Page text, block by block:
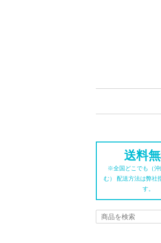
送料
※全国どこでも（沖
む） 配送方法は弊社
す。